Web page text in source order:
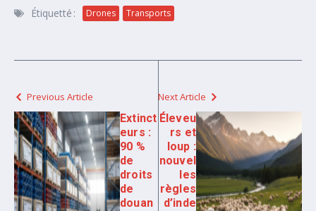
Étiquetté : Drones Transports
Previous Article
Extinct
eurs :
90 %
de
droits
de
douan
Next Article
Éleveu
rs et
loup :
nouvel
les
règles
d’inde